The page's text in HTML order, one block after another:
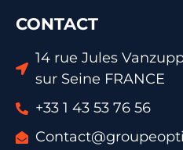
CONTACT
14 rue Jules
sur Seine FRANCE
+33 1 43 53 76 56